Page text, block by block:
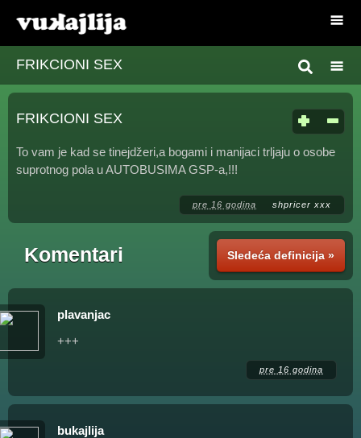
FRIKCIONI SEX
FRIKCIONI SEX
To vam je kad se tinejdžeri,a bogami i manijaci trljaju o osobe
suprotnog pola u AUTOBUSIMA GSP-a,!!!
pre 16 godina shpricer xxx
Sledeća definicija »
Komentari
plavanjac
+++
pre 16 godina
bukajlija